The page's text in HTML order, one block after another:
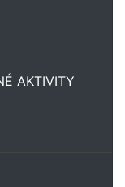
AKTIVITY